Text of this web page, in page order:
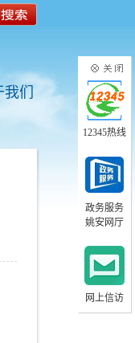
们
12345热线
政务服务
姚安网厅
网上信访